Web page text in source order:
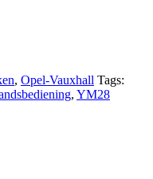
, Opel-Vauxhall Tags:
, YM28